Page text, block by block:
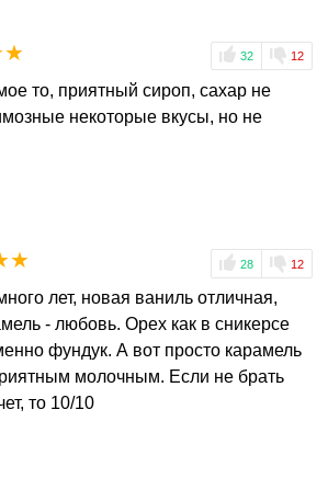
32 12
☆
то, приятный сироп, сахар не
некоторые вкусы, но не
28 12
☆
лет, новая ваниль отличная,
- любовь. Орех как в сникерсе
фундук. А вот просто карамель
молочным. Если не брать
то 10/10